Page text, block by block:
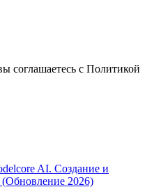
соглашаетесь с Политикой